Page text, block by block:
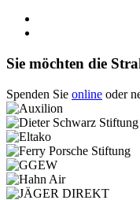
Sie möchten die
Spenden Sie online oder